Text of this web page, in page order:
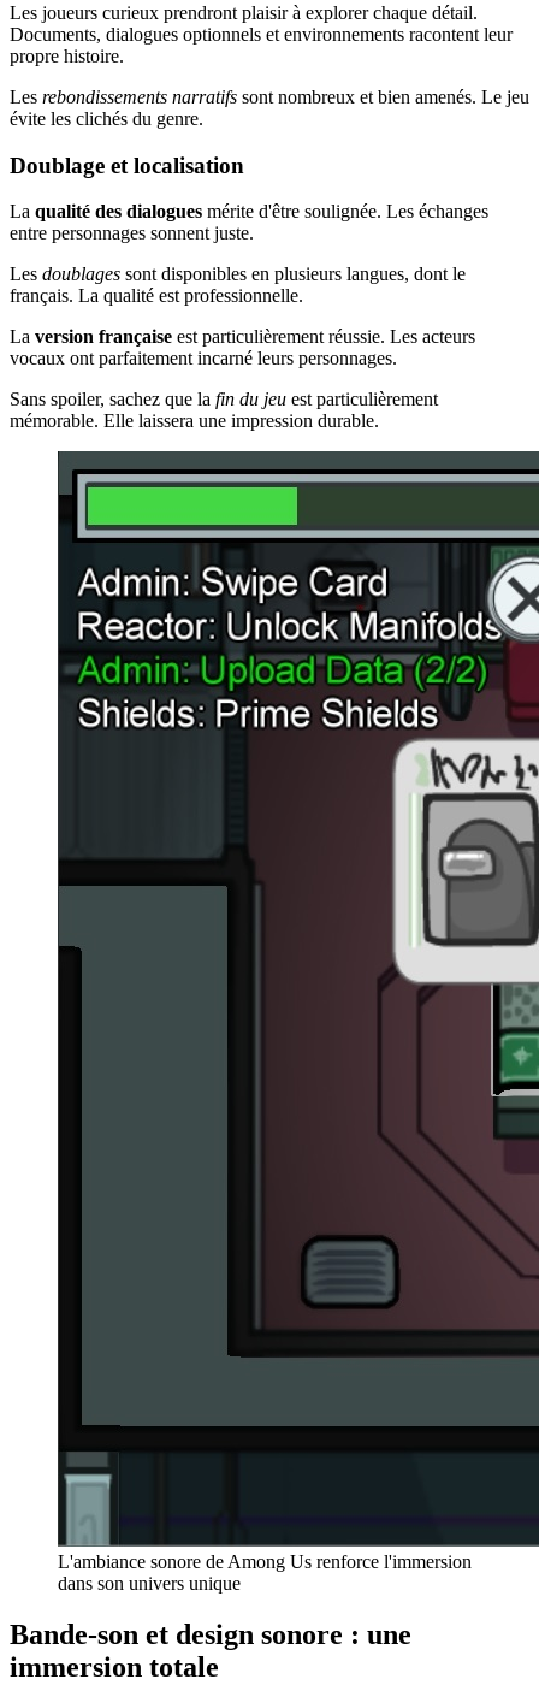
Les joueurs curieux prendront plaisir à explorer chaque détail.
Documents, dialogues optionnels et environnements racontent leur
propre histoire.
Les rebondissements narratifs sont nombreux et bien amenés. Le jeu
évite les clichés du genre.
Doublage et localisation
La qualité des dialogues mérite d'être soulignée. Les échanges
entre personnages sonnent juste.
Les doublages sont disponibles en plusieurs langues, dont le
français. La qualité est professionnelle.
La version française est particulièrement réussie. Les acteurs
vocaux ont parfaitement incarné leurs personnages.
Sans spoiler, sachez que la fin du jeu est particulièrement
mémorable. Elle laissera une impression durable.
L'ambiance sonore de Among Us renforce l'immersion
dans son univers unique
Bande-son et design sonore : une
immersion totale